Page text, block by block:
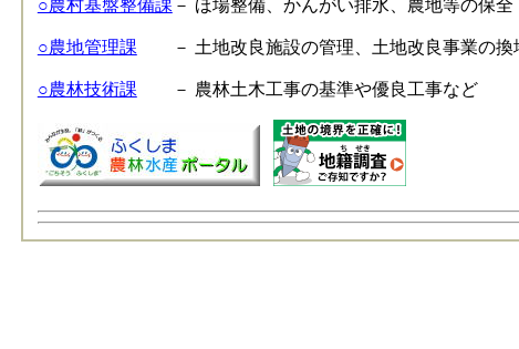
○農村基盤整備課 － ほ場整備、かんがい排水、農地等の保
○農地管理課 － 土地改良施設の管理、土地改良事業の換
○農林技術課 － 農林土木工事の基準や優良工事など